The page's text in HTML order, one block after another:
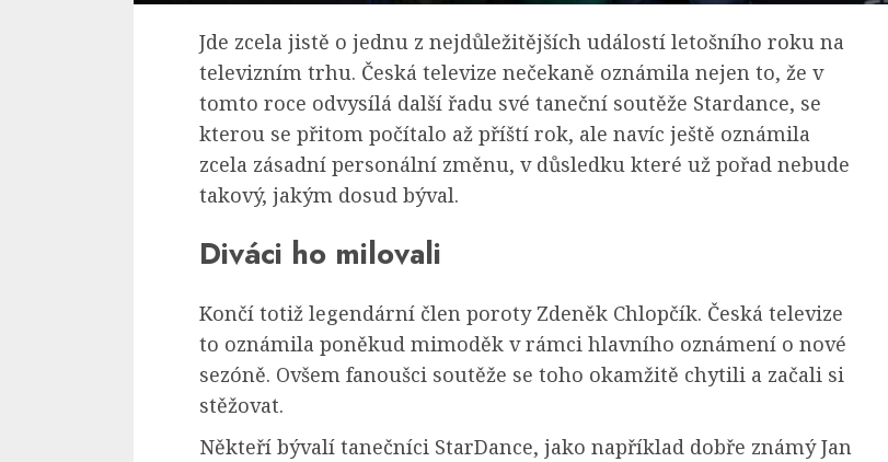
Jde zcela jistě o jednu z nejdůležitějších událostí letošního roku na
televizním trhu. Česká televize nečekaně oznámila nejen to, že v
tomto roce odvysílá další řadu své taneční soutěže Stardance, se
kterou se přitom počítalo až příští rok, ale navíc ještě oznámila
zcela zásadní personální změnu, v důsledku které už pořad nebude
takový, jakým dosud býval.
Diváci ho milovali
Končí totiž legendární člen poroty Zdeněk Chlopčík. Česká televize
to oznámila poněkud mimoděk v rámci hlavního oznámení o nové
sezóně. Ovšem fanoušci soutěže se toho okamžitě chytili a začali si
stěžovat.
Někteří bývalí tanečníci StarDance, jako například dobře známý Jan